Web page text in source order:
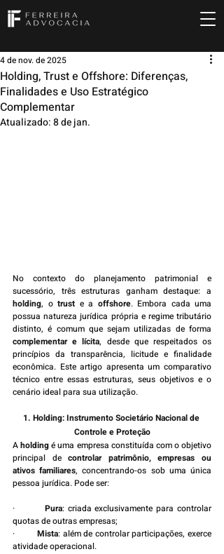
Holding, Trust e Offshore: Diferenças,
Finalidades e Uso Estratégico
Complementar
4 de nov. de 2025
Atualizado:8 de jan.
No contexto do planejamento patrimonial e
holding, o trust e a offshore. Embora cada uma
possua natureza jurídica própria e regime tributário
complementar e lícita, desde que respeitados os
princípios da transparência, licitude e finalidade
econômica. Este artigo apresenta um comparativo
técnico entre essas estruturas, seus objetivos e o
cenário ideal para sua utilização.
1. Holding: Instrumento Societário Nacional de
Controle e Proteção
A holding é uma empresa constituída com o objetivo
principal de controlar patrimônio, empresas ou
ativos familiares, concentrando-os sob uma única
pessoa jurídica. Pode ser:
· Pura: criada exclusivamente para controlar
quotas de outras empresas;
· Mista: além de controlar participações, exerce
atividade operacional.